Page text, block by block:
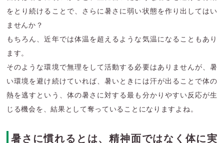
をとり続けることで、さらに暑さに弱い状態を作り出してはい
ませんか？
もちろん、近年では体温を超えるような気温になることもあり
ます。
そのような環境で無理をして活動する必要はありませんが、暑
い環境を避け続けていれば、暑いときには汗が出ることで体の
熱を逃すという、体の暑さに対する最も分かりやすい反応が生
じる機会を、結果として奪っていることになりますよね。
暑さに慣れるとは、精神面ではなく体に実